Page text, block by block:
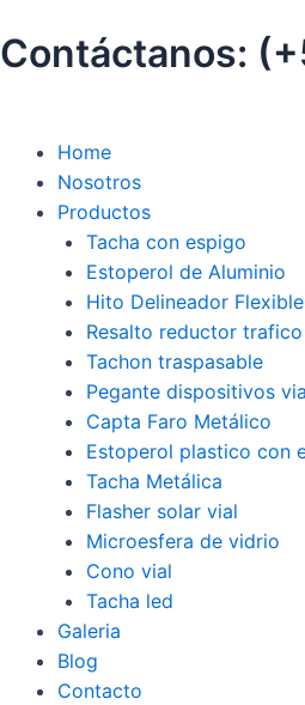
al
contenido
Contáctanos:
Home
Nosotros
Productos
Tacha con espigo
Estoperol de Aluminio
Hito Delineador Flexible
Resalto reductor
Tachon traspasable
Pegante dispositivos
Capta Faro Metálico
Estoperol plastico con
Tacha Metálica
Flasher solar vial
Microesfera de vidrio
Cono vial
Tacha led
Galeria
Blog
Contacto